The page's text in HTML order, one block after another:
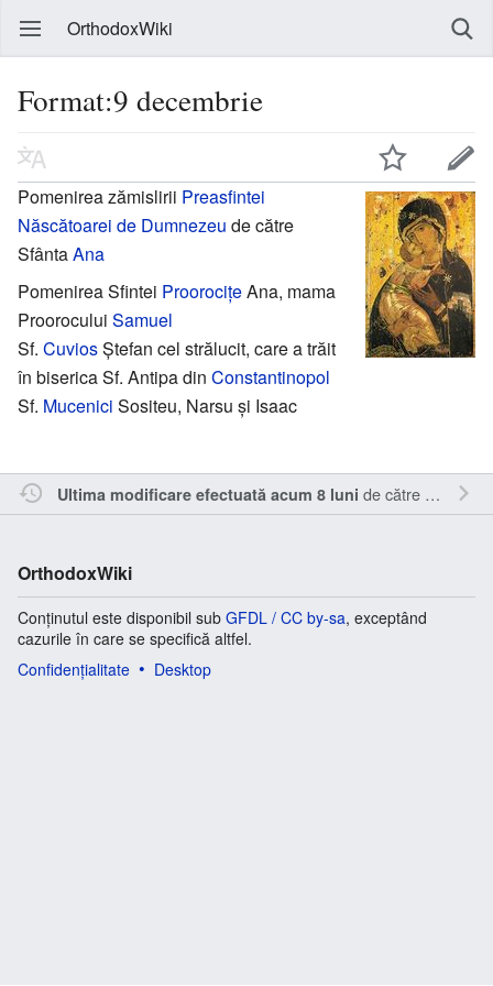
OrthodoxWiki
Format:9 decembrie
Pomenirea zămislirii Preasfintei
Născătoarei de Dumnezeu de către
SfântaAna
Pomenirea Sfintei ProorocițeAna, mama
Proorocului Samuel
Sf. CuviosȘtefan cel strălucit, care a trăit
în biserica Sf. Antipa din Constantinopol
Sf. Mucenici Sositeu, Narsu și Isaac
Ultima modificare efectuată acum 8 luni de către Inistea
OrthodoxWiki
Conținutul este disponibil sub GFDL / CC by-sa, exceptând
cazurile în care se specifică altfel.
Confidențialitate
Desktop